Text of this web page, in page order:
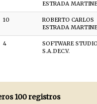
ESTRADA
10
ROBERTO CARLOS
ESTRADA
4
SOFTWARE
S.A.DEC.V.
100 registros